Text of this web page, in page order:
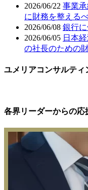
2026/06/22 事業
に財務を整える
2026/06/08 銀行
2026/06/05 日本
の社長のための
ユメリアコンサルティ
各界リーダーからの応